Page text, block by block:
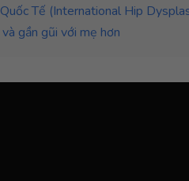
Tế (International Hip
gần gũi với mẹ hơn